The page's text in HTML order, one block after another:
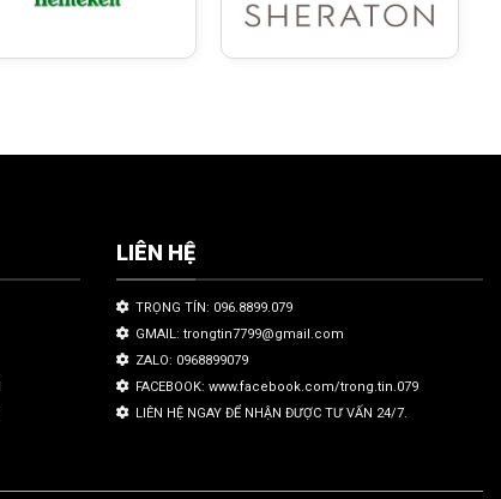
LIÊN HỆ
TRỌNG TÍN: 096.8899.079
GMAIL: trongtin7799@gmail.com
ZALO: 0968899079
FACEBOOK: www.facebook.com/trong.tin.079
LIÊN HỆ NGAY ĐỂ NHẬN ĐƯỢC TƯ VẤN 24/7.